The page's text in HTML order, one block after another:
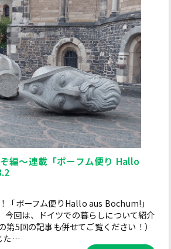
編～連載「ボーフム便り Hallo
「ボーフム便りHallo aus Bochum!」
今回は、ドイツでの暮らしについて紹介
第5回の記事も併せてご覧ください！）
た…